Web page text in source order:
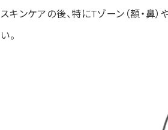
スキンケアの後、特にTゾーン（額・鼻
い。